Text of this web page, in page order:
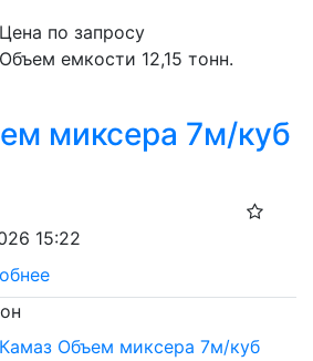
Цена по запросу
Объем емкости 12,15 тонн.
миксера 7м/куб
15:22
Камаз Объем миксера 7м/куб